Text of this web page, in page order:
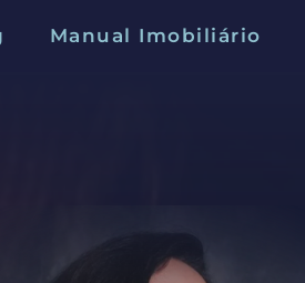
Manual Imobiliário